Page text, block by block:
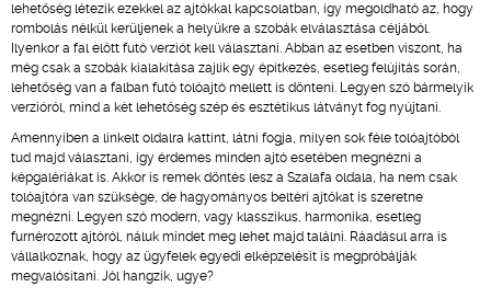
lehetőség létezik ezekkel az ajtókkal kapcsolatban, így megoldható az, hogy
rombolás nélkül kerüljenek a helyükre a szobák elválasztása céljából.
Ilyenkor a fal előtt futó verziót kell választani. Abban az esetben viszont, ha
még csak a szobák kialakítása zajlik egy építkezés, esetleg felújítás során,
lehetőség van a falban futó tolóajtó mellett is dönteni. Legyen szó bármelyik
verzióról, mind a két lehetőség szép és esztétikus látványt fog nyújtani.
Amennyiben a linkelt oldalra kattint, látni fogja, milyen sok féle tolóajtóból
tud majd választani, így érdemes minden ajtó esetében megnézni a
képgalériákat is. Akkor is remek döntés lesz a Szalafa oldala, ha nem csak
tolóajtóra van szüksége, de hagyományos beltéri ajtókat is szeretne
megnézni. Legyen szó modern, vagy klasszikus, harmonika, esetleg
furnérozott ajtóról, náluk mindet meg lehet majd találni. Ráadásul arra is
vállalkoznak, hogy az ügyfelek egyedi elképzelésit is megpróbálják
megvalósítani. Jól hangzik, ugye?